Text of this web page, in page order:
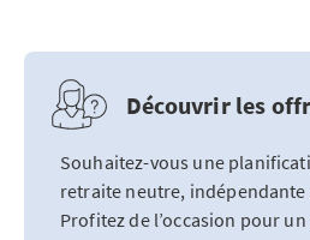
Découvrir les
Souhaitez-vous une
retraite neutre, indépendante
Profitez de l’occasion pour